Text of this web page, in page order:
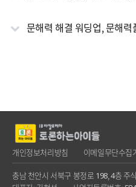
문해력 해결 워딩업, 문해력
개인정보처리방침 이메일무단수집
충남 천안시 서북구 봉정로 198, 4층 주